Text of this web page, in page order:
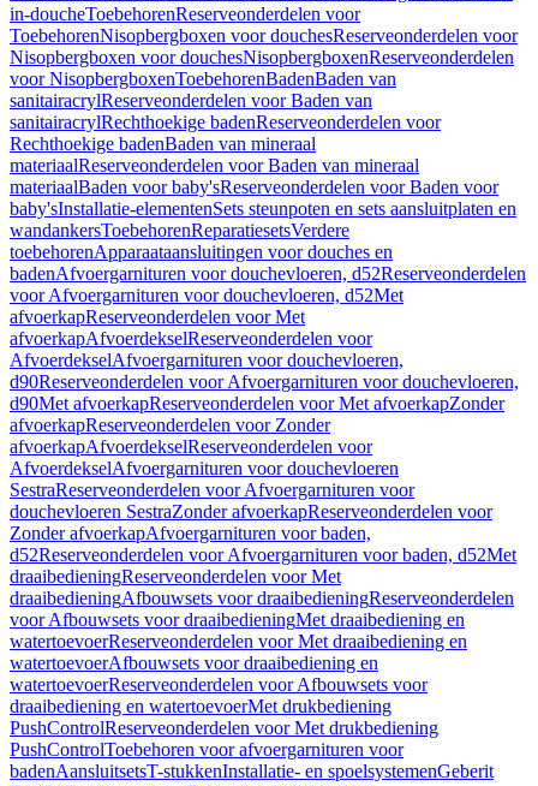
in-doucheToebehorenReserveonderdelen voor
ToebehorenNisopbergboxen voor douchesReserveonderdelen voor
Nisopbergboxen voor douchesNisopbergboxenReserveonderdelen
voor NisopbergboxenToebehorenBadenBaden van
sanitairacrylReserveonderdelen voor Baden van
sanitairacrylRechthoekige badenReserveonderdelen voor
Rechthoekige badenBaden van mineraal
materiaalReserveonderdelen voor Baden van mineraal
materiaalBaden voor baby'sReserveonderdelen voor Baden voor
baby'sInstallatie-elementenSets steunpoten en sets aansluitplaten en
wandankersToebehorenReparatiesetsVerdere
toebehorenApparaataansluitingen voor douches en
badenAfvoergarnituren voor douchevloeren, d52Reserveonderdelen
voor Afvoergarnituren voor douchevloeren, d52Met
afvoerkapReserveonderdelen voor Met
afvoerkapAfvoerdekselReserveonderdelen voor
AfvoerdekselAfvoergarnituren voor douchevloeren,
d90Reserveonderdelen voor Afvoergarnituren voor douchevloeren,
d90Met afvoerkapReserveonderdelen voor Met afvoerkapZonder
afvoerkapReserveonderdelen voor Zonder
afvoerkapAfvoerdekselReserveonderdelen voor
AfvoerdekselAfvoergarnituren voor douchevloeren
SestraReserveonderdelen voor Afvoergarnituren voor
douchevloeren SestraZonder afvoerkapReserveonderdelen voor
Zonder afvoerkapAfvoergarnituren voor baden,
d52Reserveonderdelen voor Afvoergarnituren voor baden, d52Met
draaibedieningReserveonderdelen voor Met
draaibedieningAfbouwsets voor draaibedieningReserveonderdelen
voor Afbouwsets voor draaibedieningMet draaibediening en
watertoevoerReserveonderdelen voor Met draaibediening en
watertoevoerAfbouwsets voor draaibediening en
watertoevoerReserveonderdelen voor Afbouwsets voor
draaibediening en watertoevoerMet drukbediening
PushControlReserveonderdelen voor Met drukbediening
PushControlToebehoren voor afvoergarnituren voor
badenAansluitsetsT-stukkenInstallatie- en spoelsystemenGeberit